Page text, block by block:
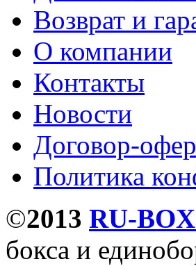
Возврат и
О компании
Контакты
Новости
Договор-
Политика
©2013 RU-
бокса и